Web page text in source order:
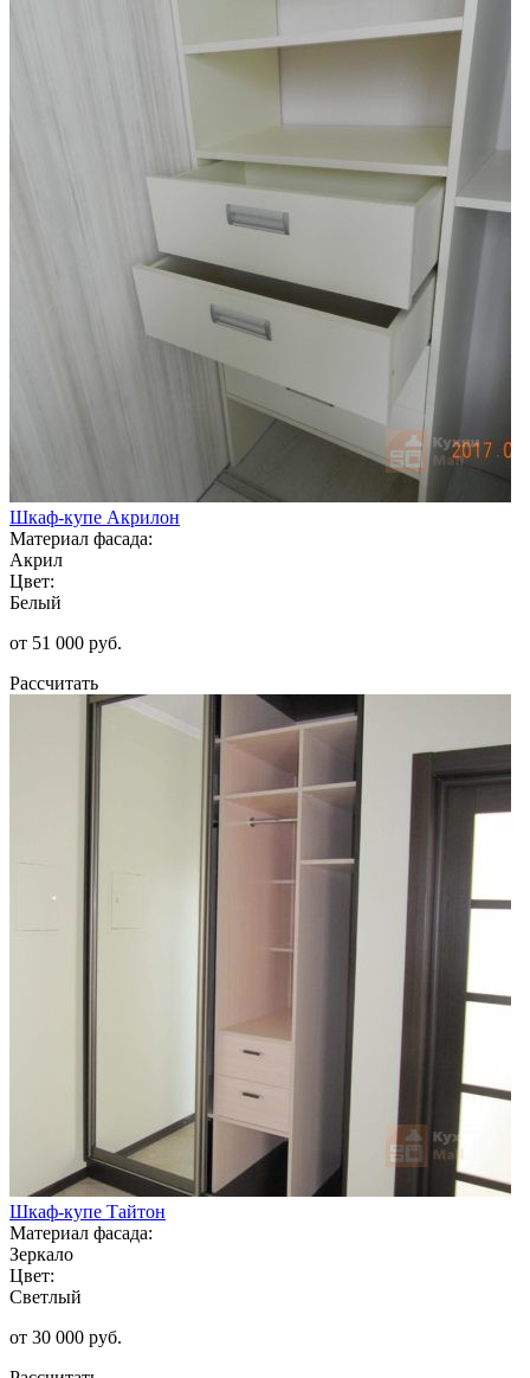
Шкаф-купе Акрилон
Материал фасада:
Акрил
Цвет:
Белый
от 51 000 руб.
Рассчитать
Шкаф-купе Тайтон
Материал фасада:
Зеркало
Цвет:
Светлый
от 30 000 руб.